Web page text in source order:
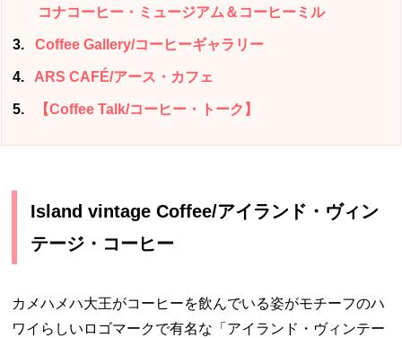
コナコーヒー・ミュージアム＆コーヒーミル
3 Coffee Gallery/コーヒーギャラリー
4 ARS CAFÉ/アース・カフェ
5 【Coffee Talk/コーヒー・トーク】
Island vintage Coffee/アイランド・ヴィン
テージ・コーヒー
カメハメハ大王がコーヒーを飲んでいる姿がモチーフのハ
ワイらしいロゴマークで有名な「アイランド・ヴィンテー